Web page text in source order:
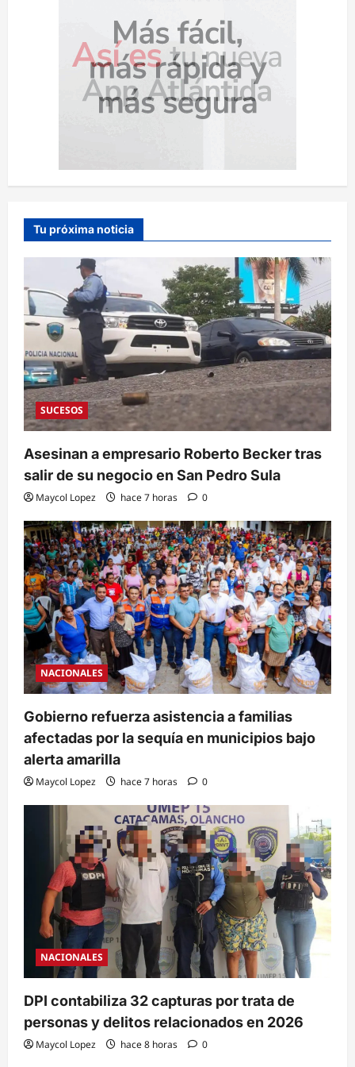
Tu próxima noticia
SUCESOS
Asesinan a empresario Roberto Becker tras
salir de su negocio en San Pedro Sula
Maycol Lopez hace 7 horas 0
NACIONALES
Gobierno refuerza asistencia a familias
afectadas por la sequía en municipios bajo
alerta amarilla
Maycol Lopez hace 7 horas 0
NACIONALES
DPI contabiliza 32 capturas por trata de
personas y delitos relacionados en 2026
Maycol Lopez hace 8 horas 0